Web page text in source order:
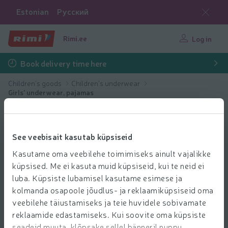
See veebisait kasutab küpsiseid
Kasutame oma veebilehe toimimiseks ainult vajalikke
küpsised. Me ei kasuta muid küpsiseid, kui te neid ei
luba. Küpsiste lubamisel kasutame esimese ja
kolmanda osapoole jõudlus- ja reklaamiküpsiseid oma
veebilehe täiustamiseks ja teie huvidele sobivamate
reklaamide edastamiseks. Kui soovite oma küpsiste
Estonian Русский
Rimi.ee Log in
Book delivery time here
Children's goods
Children's underwear
Girls' underwear, pajamas